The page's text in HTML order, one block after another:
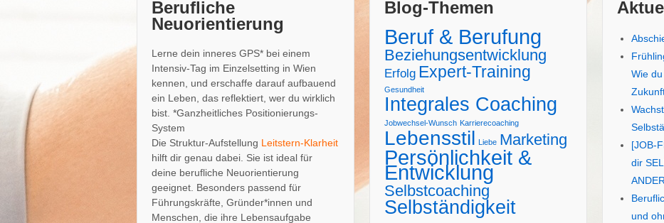
Berufliche
Neuorientierung
Lerne dein inneres GPS* bei einem
Intensiv-Tag im Einzelsetting in Wien
kennen, und erschaffe darauf aufbauend
ein Leben, das reflektiert, wer du wirklich
bist. *Ganzheitliches Positionierungs-
System
Die Struktur-Aufstellung Leitstern-Klarheit
hilft dir genau dabei. Sie ist ideal für
deine berufliche Neuorientierung
geeignet. Besonders passend für
Führungskräfte, Gründer*innen und
Menschen, die ihre Lebensaufgabe
Blog-Themen
Beruf & Berufung
Beziehungsentwicklung
Erfolg Expert-Training
Gesundheit
Integrales Coaching
Jobwechsel-Wunsch Karrierecoaching
Lebensstil Liebe Marketing
Persönlichkeit &
Entwicklung
Selbstcoaching
Selbständigkeit
Wie
[JOB-
dir
und